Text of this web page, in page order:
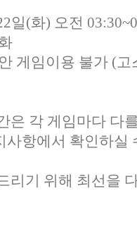
일(화) 오전
게임이용 불가 (
은 각 게임마다 다
사항에서 확인하실
리기 위해 최선을